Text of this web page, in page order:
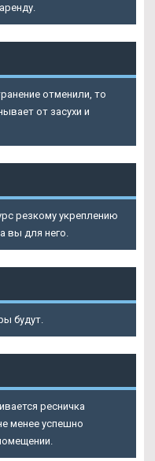
отменили, то
от засухи и
резкому укреплению
вы для него.
будут.
ресничка
менее успешно